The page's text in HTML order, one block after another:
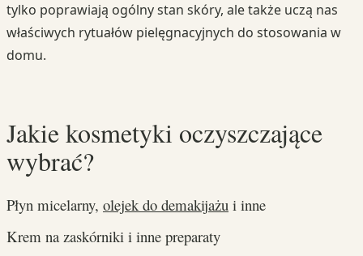
tylko poprawiają ogólny stan skóry, ale także uczą nas
właściwych rytuałów pielęgnacyjnych do stosowania w
domu.
Jakie kosmetyki oczyszczające
wybrać?
Płyn micelarny, olejek do demakijażu i inne
Krem na zaskórniki i inne preparaty